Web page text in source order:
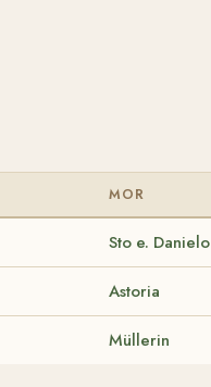
MOR
Sto e. Danielo
Astoria
Müllerin